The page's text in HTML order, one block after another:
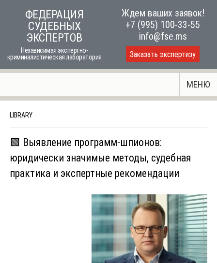
ФЕДЕРАЦИЯ
СУДЕБНЫХ
ЭКСПЕРТОВ
Независимая экспертно-
криминалистическая лаборатория
Ждем ваших заявок!
+7 (995) 100-33-55
info@fse.ms
Заказать экспертизу
МЕНЮ
LIBRARY
🟩 Выявление программ-шпионов:
юридически значимые методы, судебная
практика и экспертные рекомендации